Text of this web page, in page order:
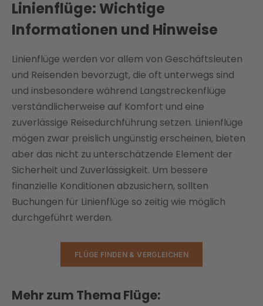
Linienflüge: Wichtige
Informationen und Hinweise
Linienflüge werden vor allem von Geschäftsleuten
und Reisenden bevorzugt, die oft unterwegs sind
und insbesondere während Langstreckenflüge
verständlicherweise auf Komfort und eine
zuverlässige Reisedurchführung setzen. Linienflüge
mögen zwar preislich ungünstig erscheinen, bieten
aber das nicht zu unterschätzende Element der
Sicherheit und Zuverlässigkeit. Um bessere
finanzielle Konditionen abzusichern, sollten
Buchungen für Linienflüge so zeitig wie möglich
durchgeführt werden.
FLÜGE FINDEN & VERGLEICHEN
Mehr zum Thema Flüge: